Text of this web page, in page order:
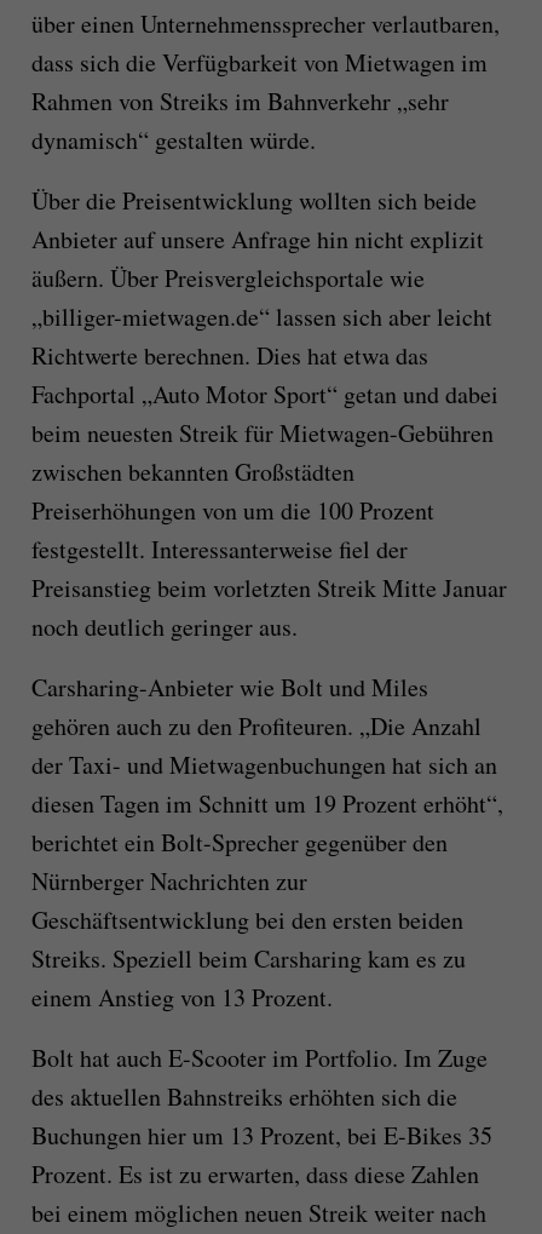
über einen Unternehmenssprecher verlautbaren,
dass sich die Verfügbarkeit von Mietwagen im
Rahmen von Streiks im Bahnverkehr „sehr
dynamisch“ gestaltenwürde.
Über die Preisentwicklung wollten sich beide
Anbieter auf unsere Anfrage hin nicht explizit
äußern. Über Preisvergleichsportale wie
„billiger-mietwagen.de“ lassensich aber leicht
Richtwerte berechnen. Dies hat etwa das
Fachportal „Auto Motor Sport“ getan und dabei
beim neuesten Streik für Mietwagen-Gebühren
zwischen bekannten Großstädten
Preiserhöhungen von um die 100 Prozent
festgestellt. Interessanterweise fiel der
Preisanstieg beim vorletzten Streik Mitte Januar
noch deutlich geringer aus.
Carsharing-Anbieter wie Bolt und Miles
gehören auch zu den Profiteuren. „Die Anzahl
der Taxi- und Mietwagenbuchungen hat sich an
diesen Tagen im Schnitt um 19 Prozent erhöht“,
berichtet ein Bolt-Sprecher gegenüber den
Nürnberger Nachrichten zur
Geschäftsentwicklung bei den ersten beiden
Streiks. Speziell beim Carsharing kam es zu
einem Anstieg von 13 Prozent.
Bolt hat auch E-Scooter im Portfolio. Im Zuge
des aktuellen Bahnstreiks erhöhten sich die
Buchungen hier um 13 Prozent, bei E-Bikes 35
Prozent. Es ist zu erwarten, dass diese Zahlen
bei einem möglichen neuen Streik weiter nach